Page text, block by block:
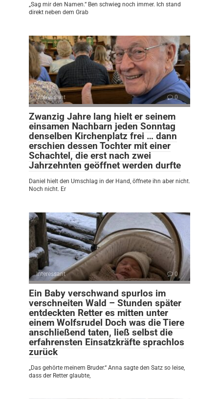
„Sag mir den Namen.“ Ben schwieg noch immer. Ich stand
direkt neben dem Grab
Interessant 0
Zwanzig Jahre lang hielt er seinem
einsamen Nachbarn jeden Sonntag
denselben Kirchenplatz frei … dann
erschien dessen Tochter mit einer
Schachtel, die erst nach zwei
Jahrzehnten geöffnet werden durfte
Daniel hielt den Umschlag in der Hand, öffnete ihn aber nicht.
Noch nicht. Er
Interessant 0
Ein Baby verschwand spurlos im
verschneiten Wald – Stunden später
entdeckten Retter es mitten unter
einem Wolfsrudel Doch was die Tiere
anschließend taten, ließ selbst die
erfahrensten Einsatzkräfte sprachlos
zurück
„Das gehörte meinem Bruder.“ Anna sagte den Satz so leise,
dass der Retter glaubte,